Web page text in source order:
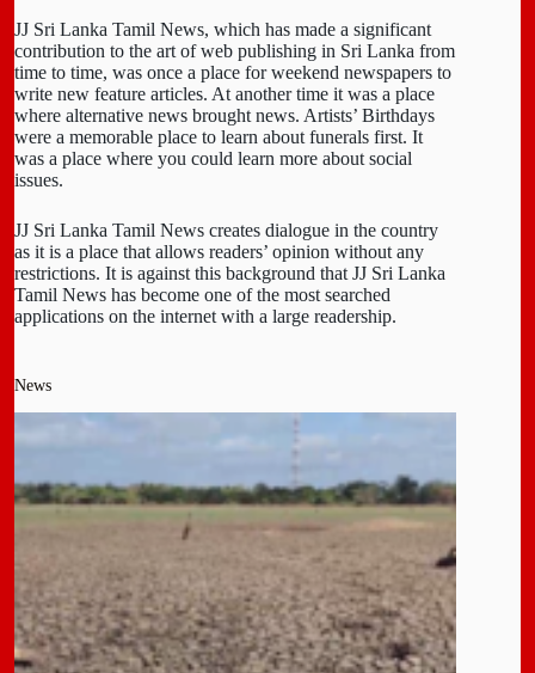
JJ Sri Lanka Tamil News, which has made a significant
contribution to the art of web publishing in Sri Lanka from
time to time, was once a place for weekend newspapers to
write new feature articles. At another time it was a place
where alternative news brought news. Artists’ Birthdays
were a memorable place to learn about funerals first. It
was a place where you could learn more about social
issues.
JJ Sri Lanka Tamil News creates dialogue in the country
as it is a place that allows readers’ opinion without any
restrictions. It is against this background that JJ Sri Lanka
Tamil News has become one of the most searched
applications on the internet with a large readership.
News